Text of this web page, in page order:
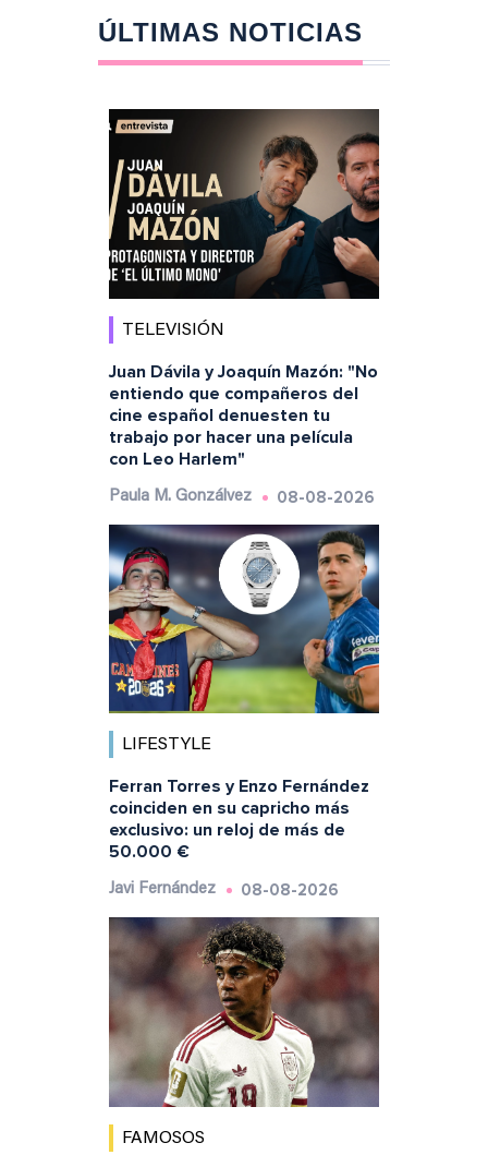
ÚLTIMAS NOTICIAS
TELEVISIÓN
Juan Dávila y Joaquín Mazón: "No
entiendo que compañeros del
cine español denuesten tu
trabajo por hacer una película
con Leo Harlem"
Paula M. Gonzálvez 08-08-2026
LIFESTYLE
Ferran Torres y Enzo Fernández
coinciden en su capricho más
exclusivo: un reloj de más de
50.000 €
Javi Fernández 08-08-2026
FAMOSOS